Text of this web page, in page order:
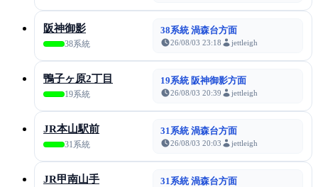
阪神御影
38系統
38系統 渦森台方面
26/08/03 23:18 jettleigh
鴨子ヶ原2丁目
19系統
19系統 阪神御影方面
26/08/03 20:39 jettleigh
JR本山駅前
31系統
31系統 渦森台方面
26/08/03 20:03 jettleigh
JR甲南山手 31系統 渦森台方面